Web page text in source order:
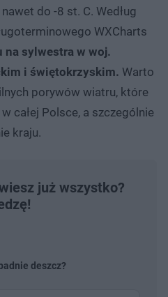
do -8 st. C. Według
WXCharts
na sylwestra w woj.
i świętokrzyskim. Warto
porywów wiatru, które
całej Polsce, a szczególnie
kraju.
już wszystko?
deszcz?